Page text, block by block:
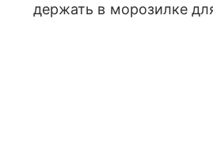
держать в морозилке